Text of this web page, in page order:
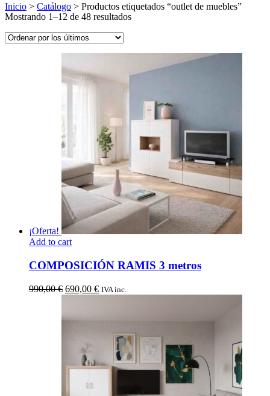
Inicio > Catálogo > Productos etiquetados “outlet de muebles”
Mostrando 1–12 de 48 resultadosOrdenado
¡Oferta!
Add to cart
COMPOSICIÓN RAMIS 3 metros
990,00€ El
era:
690,00 €El
690,00 €.
IVA inc.